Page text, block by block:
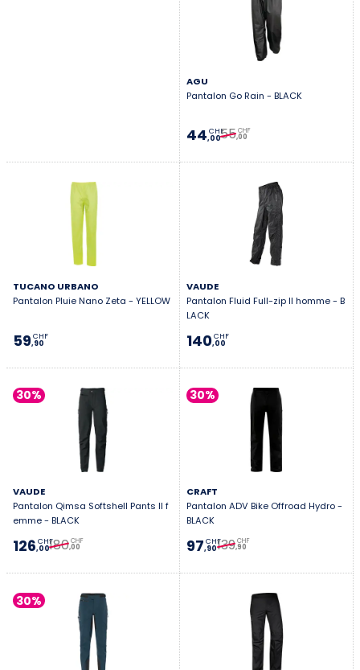
garde au sec sans te gêner quand tu pédales.
AGU
Pantalon Go Rain - BLACK
44,00
CHF55,00
CHF
TUCANO URBANO
Pantalon Pluie Nano Zeta - YELLOW
59,90
CHF
VAUDE
Pantalon Fluid Full-zip II homme - B
LACK
140,00
CHF
30%
VAUDE
Pantalon Qimsa Softshell Pants II f
emme - BLACK
126,00
CHF180,00
CHF
30%
CRAFT
Pantalon ADV Bike Offroad Hydro -
BLACK
97,90
CHF139,90
CHF
30%